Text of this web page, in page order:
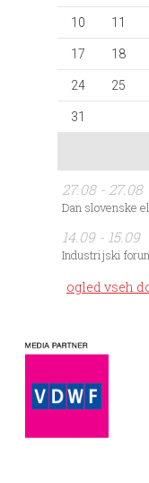
10 11
17 18
24 25
31
27.08 - 27.08
Dan slovenske
14.09 - 15.09
Industrijski
ogled vseh